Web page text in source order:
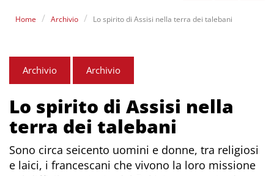
Home Archivio Lo spirito di Assisi nella terra dei talebani
Archivio Archivio
Lo spirito di Assisi nella
terra dei talebani
Sono circa seicento uomini e donne, tra religiosi
e laici, i francescani che vivono la loro missione